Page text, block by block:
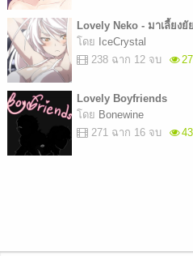
Lovely Neko - มาเลี้ยง
โดย IceCrystal
238 ฉาก 12 จบ
Lovely Boyfriends
โดย Bonewine
271 ฉาก 16 จบ